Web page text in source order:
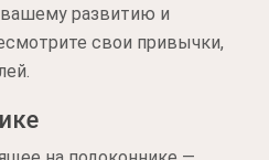
развитию и
свои привычки,